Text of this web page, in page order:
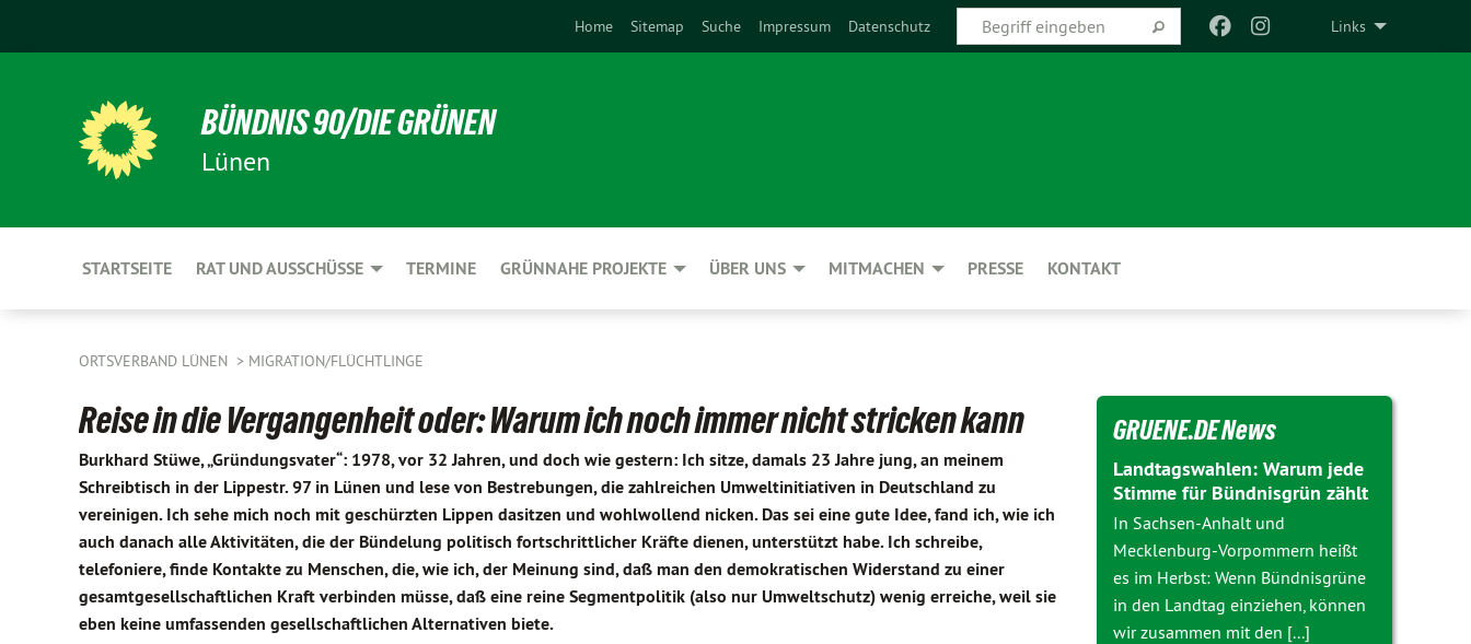
Links
Home Sitemap Suche Impressum Datenschutz
BÜNDNIS 90/DIE GRÜNEN
Lünen
STARTSEITE RAT UND AUSSCHÜSSE TERMINE GRÜNNAHE PROJEKTE ÜBER UNS MITMACHEN PRESSE KONTAKT
ORTSVERBAND LÜNEN MIGRATION/FLÜCHTLINGE
Reise in die Vergangenheit oder: Warum ich noch immer nicht stricken kann
Burkhard Stüwe, „Gründungsvater“: 1978, vor 32 Jahren, und doch wie gestern: Ich sitze, damals 23 Jahre jung, an meinem
Schreibtisch in der Lippestr. 97 in Lünen und lese von Bestrebungen, die zahlreichen Umweltinitiativen in Deutschland zu
vereinigen. Ich sehe mich noch mit geschürzten Lippen dasitzen und wohlwollend nicken. Das sei eine gute Idee, fand ich, wie ich
auch danach alle Aktivitäten, die der Bündelung politisch fortschrittlicher Kräfte dienen, unterstützt habe. Ich schreibe,
telefoniere, finde Kontakte zu Menschen, die, wie ich, der Meinung sind, daß man den demokratischen Widerstand zu einer
gesamtgesellschaftlichen Kraft verbinden müsse, daß eine reine Segmentpolitik (also nur Umweltschutz) wenig erreiche, weil sie
eben keine umfassenden gesellschaftlichen Alternativen biete.
GRUENE.DE News
Landtagswahlen: Warum jede
Stimme für Bündnisgrün zählt
In Sachsen-Anhalt und
Mecklenburg-Vorpommern heißt
es im Herbst: Wenn Bündnisgrüne
in den Landtag einziehen, können
wir zusammen mit den [...]